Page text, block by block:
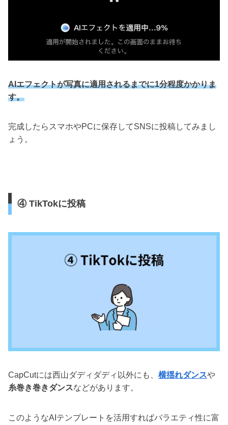
AIエフェクトが写真に適用されるまでに1分程度かかりま
す。
完成したらスマホやPCに保存してSNSに投稿してみまし
ょう。
④ TikTokに投稿
CapCutには西山ダディダディ以外にも、 横揺れダンスや
糸巻き巻きダンスなどがあります。
このようなAIテンプレートを活用すればバラエティ性に富